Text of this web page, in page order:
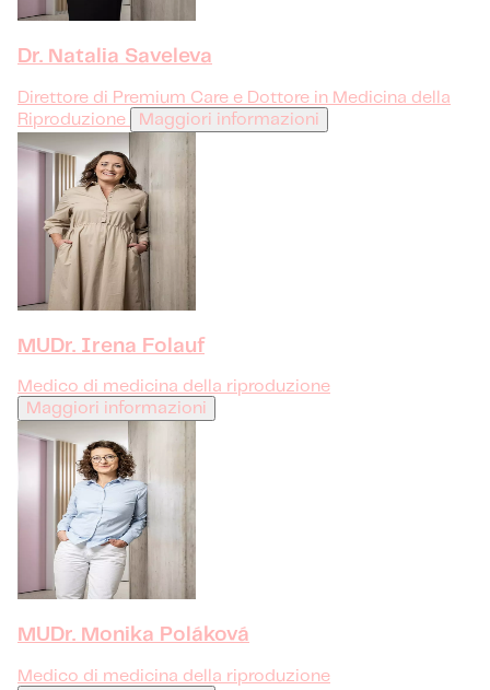
Dr. Natalia Saveleva
Direttore di Premium Care e Dottore in Medicina della
Riproduzione
Maggiori informazioni
MUDr. Irena Folauf
Medico di medicina della riproduzione
Maggiori informazioni
MUDr. Monika Poláková
Medico di medicina della riproduzione